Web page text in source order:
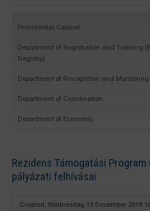
Presidential Cabinet
Department of Registration and Training
Registry)
Department of Recognition and Monitoring
Department of Coordination
Department of Economic
Rezidens Támogatási
pályázati felhívásai
Created: Wednesday, 19 December 2018